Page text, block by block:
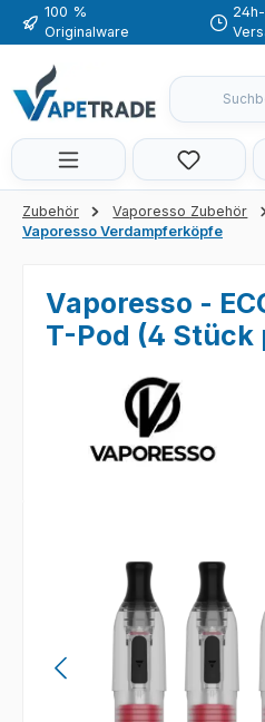
Zum Hauptinhalt springen
100 %
Originalware
24h-
Du hast
Zubehör
Vaporesso Zubehör
Vaporesso Verdampferköpfe
Vaporesso -
T-Pod (4 Stück